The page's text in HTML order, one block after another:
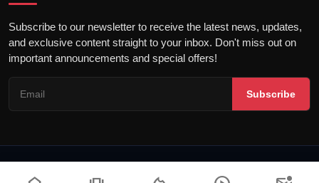
Subscribe to our newsletter to receive the latest news, updates,
and exclusive content straight to your inbox. Don't miss out on
important announcements and special offers!
Subscribe